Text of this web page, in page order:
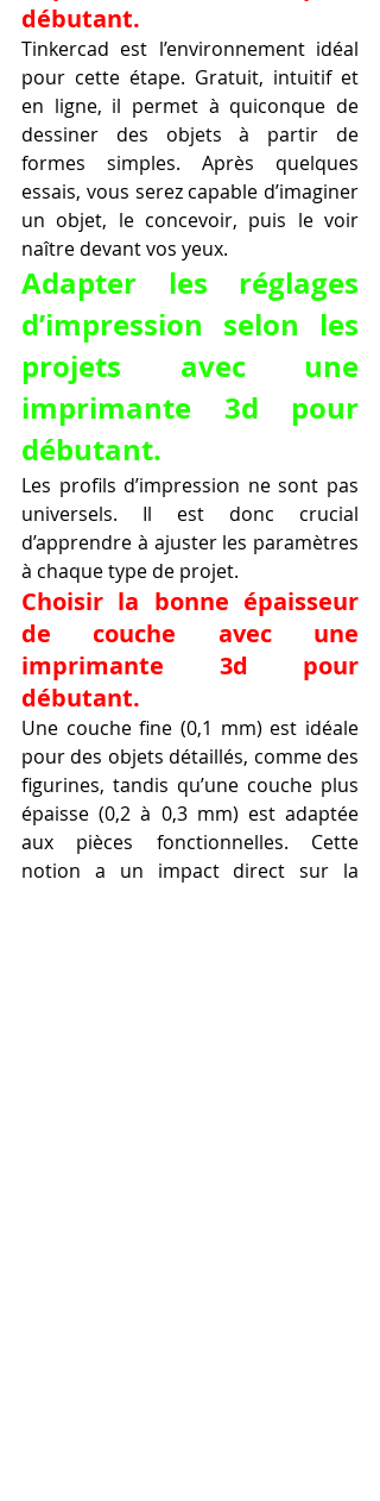
débutant.
Tinkercad est l’environnement idéal
pour cette étape. Gratuit, intuitif et
en ligne, il permet à quiconque de
dessiner des objets à partir de
formes simples. Après quelques
essais, vous serez capable d’imaginer
un objet, le concevoir, puis le voir
naître devant vos yeux.
Adapter les réglages
d’impression selon les
projets avec une
imprimante 3d pour
débutant.
Les profils d’impression ne sont pas
universels. Il est donc crucial
d’apprendre à ajuster les paramètres
à chaque type de projet.
Choisir la bonne épaisseur
de couche avec une
imprimante 3d pour
débutant.
Une couche fine (0,1 mm) est idéale
pour des objets détaillés, comme des
figurines, tandis qu’une couche plus
épaisse (0,2 à 0,3 mm) est adaptée
aux pièces fonctionnelles. Cette
notion a un impact direct sur la